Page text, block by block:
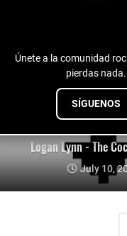
Únete a la comunidad
pierdas nada.
SÍGUENOS
Logan Lynn - The
July 10,